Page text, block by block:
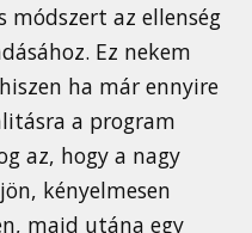
módszert az ellenség
Ez nekem
ha már ennyire
a program
az, hogy a nagy
kényelmesen
majd utána egy